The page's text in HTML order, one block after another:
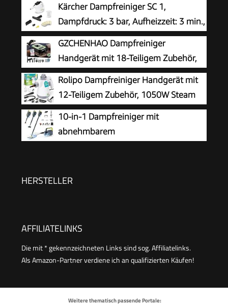
Kärcher Dampfreiniger SC 1,
Dampfdruck: 3 bar, Aufheizzeit: 3 min.,
Leistung: 1.200 W, Flächenleistung: 20
m², Tank: 200 ml, mit Hand-, Punktstrahl- und
Powerdüse, Mikrofaser-Überzug und Rundbürste
GZCHENHAO Dampfreiniger
Handgerät mit 18-Teiligem Zubehör,
2500W & 9s Turbo-Dampf mit 5 BAR
Druck – 99,99% Reinigung & 100%
Natürlich,Steam Cleaner für Boden, Küche, Bad,
Fenster, Polster & Auto
Rolipo Dampfreiniger Handgerät mit
12-Teiligem Zubehör, 1050W Steam
Cleaner für Haushalt, Küche, Bad,
Fenster, Polster & Auto–100% Chemiefrei,
Hochdruck-Dampf gegen Schmutz Fett &
10-in-1 Dampfreiniger mit
abnehmbarem
HERSTELLER
AFFILIATELINKS
Die mit * gekennzeichneten Links sind sog. Affiliatelinks.
Als Amazon-Partner verdiene ich an qualifizierten Käufen!
Weitere thematisch passende Portale: